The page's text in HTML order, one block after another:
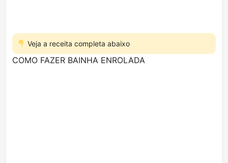
Veja a receita completa abaixo
COMO FAZER BAINHA ENROLADA